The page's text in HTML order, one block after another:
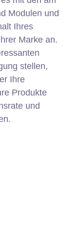
Modulen und
Ihres
Marke an.
stellen,
Ihre
Produkte
und